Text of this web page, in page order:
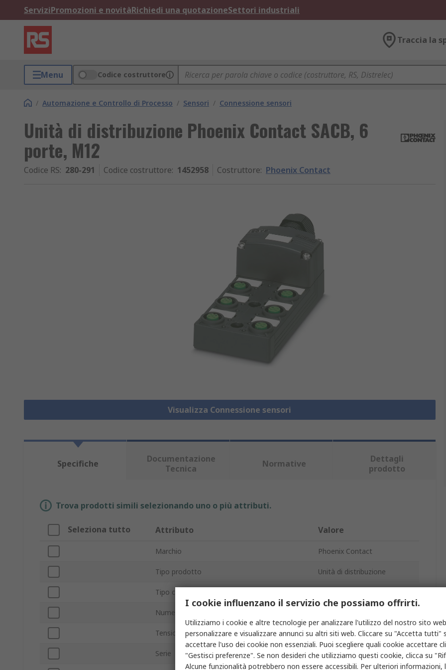
ServiziPromozioni e novitàRichiedi una quotazioneSettori industriali
Traccia la
Menu Codice costruttore
/ Automazione e Controllo di Processo / Sensori / Connessione sensori
Unità di distribuzione Phoenix Contact SACB, 6
porte, M12
Codice RS: 280-291 Codice costruttore: 1452958 Costruttore: Phoenix Contact
Visualizza Connessione sensori
Specifiche
Documentazione
Tecnica
Normative
Dettagli
prodotto
Trova prodotti simili selezionando uno o più attributi.
Seleziona tutto Attributo Valore
Marchio Phoenix Contact
Tipo prodotto Unità di distribuzione
Tipo connessione in ingresso
Numero di porte
Tensione massima di esercizio 120V
Serie SACB
I cookie influenzano il servizio che possiamo offrirti.
Utilizziamo i cookie e altre tecnologie per analizzare l'utilizzo del nostro sito
personalizzare e visualizzare annunci su altri siti web. Cliccare su "Accetta tutti"
accettare l'uso dei cookie non essenziali. Puoi scegliere quali cookie accettare
"Gestisci preferenze". Se non desideri che utilizziamo questi cookie, clicca su
Alcune funzionalità potrebbero non essere accessibili. Per ulteriori informazioni,